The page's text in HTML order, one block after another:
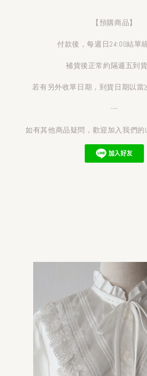
【預購商品】
付款後，每週日24:00結單
補貨後正常約隔週五到
若有另外收單日期，到貨日期以當
---
如有其他商品疑問，歡迎加入我們的